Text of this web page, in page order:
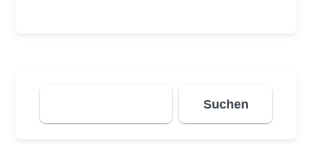
Suchen
Suchen